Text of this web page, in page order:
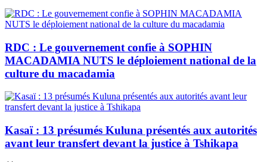
RDC : Le gouvernement confie à SOPHIN
MACADAMIA NUTS le déploiement national de la
culture du macadamia
Kasaï : 13 présumés Kuluna présentés aux autorités
avant leur transfert devant la justice à Tshikapa